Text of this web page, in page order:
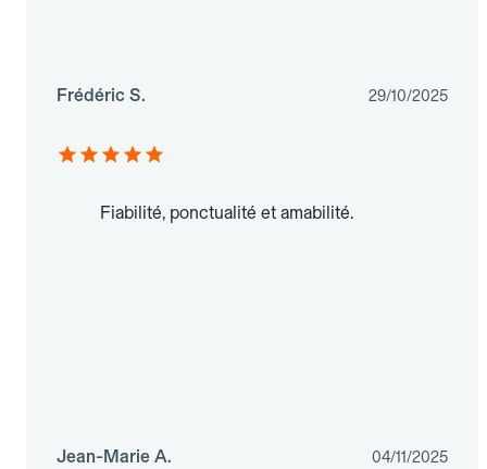
Frédéric S. 29/10/2025
Fiabilité, ponctualité et amabilité.
Jean-Marie A. 04/11/2025